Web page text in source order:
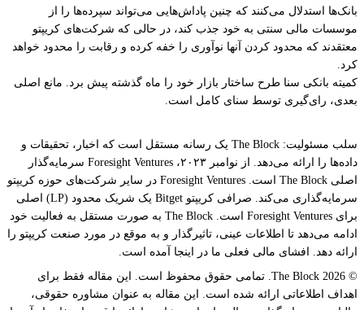
بانک‌ها استدلال می‌کنند که چنین پاداش‌هایی می‌تواند سپرده‌ها را از
موسسات مالی سنتی به خود جذب کند، در حالی که شرکت‌های کریپتو
معتقدند که محدود کردن آنها نوآوری را خفه کرده و رقابت را محدود خواهد
کرد.
کمیته بانکی سنا طرح ساختار بازار خود را ماه گذشته پیش برد. مانع اصلی
بعدی، رای‌گیری توسط سنای کامل است.
سلب مسئولیت: The Block یک رسانه مستقل است که اخبار، تحقیقات و
داده‌ها را ارائه می‌دهد. از نوامبر ۲۰۲۳، Foresight Ventures سرمایه‌گذار
اصلی The Block است. Foresight Ventures در سایر شرکت‌های حوزه کریپتو
سرمایه‌گذاری می‌کند. صرافی کریپتو Bitget یک شریک محدود (LP) اصلی
برای Foresight Ventures است. The Block به صورت مستقل به فعالیت خود
ادامه می‌دهد تا اطلاعات عینی، تاثیرگذار و به موقع در مورد صنعت کریپتو را
ارائه دهد. افشای مالی فعلی ما در اینجا آمده است.
© 2026 The Block. تمامی حقوق محفوظ است. این مقاله فقط برای
اهداف اطلاعاتی ارائه شده است. این مقاله به عنوان مشاوره حقوقی،